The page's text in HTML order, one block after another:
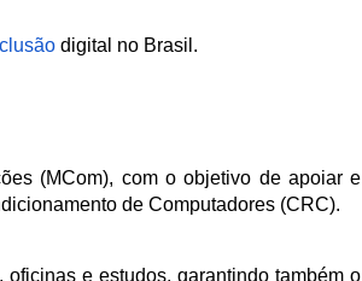
digital no Brasil.
(MCom), com o objetivo de apoiar e
de Computadores (CRC).
e estudos, garantindo também o